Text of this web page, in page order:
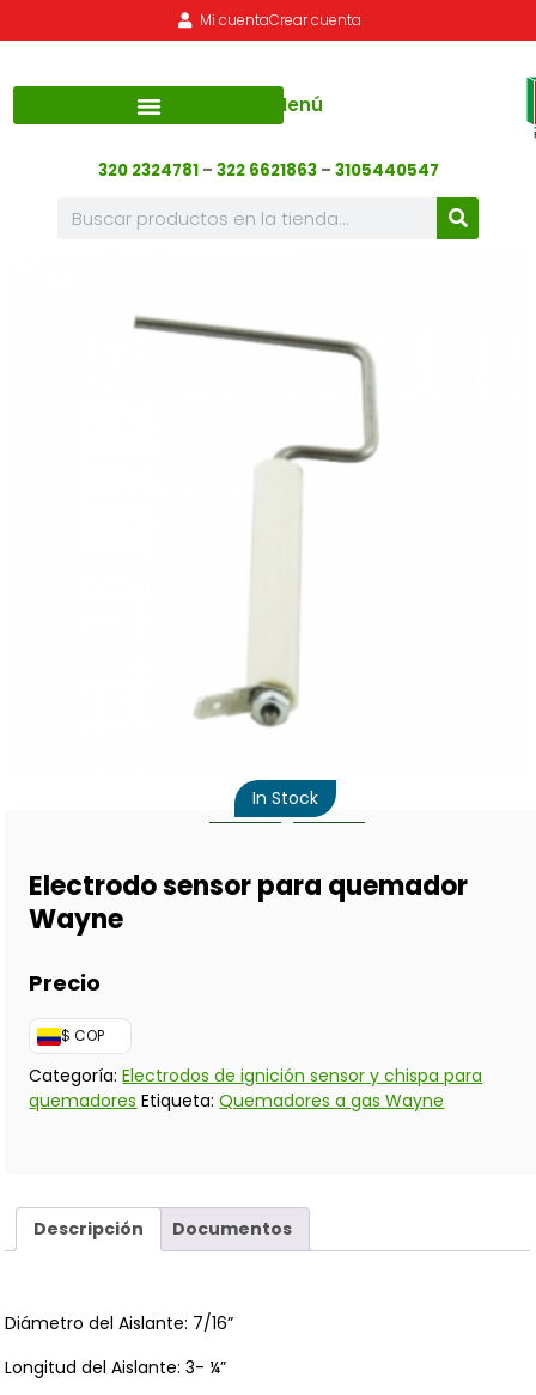
Mi cuentaCrear cuenta
Menú
320 2324781– 322 6621863 – 3105440547
Electrodo sensor para quemador
Wayne
$ COP
In Stock
Categoría:Electrodos de ignición sensor y chispa para
quemadores Etiqueta:Quemadores a gas Wayne
Descripción Documentos
Diámetro del Aislante: 7/16”
Longitud del Aislante: 3- ¼”